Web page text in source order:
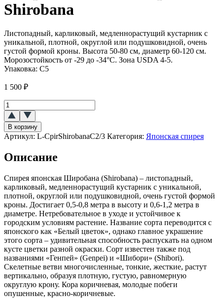
Shirobana
Листопадный, карликовый, медленнорастущий кустарник с
уникальной, плотной, округлой или подушковидной, очень
густой формой кроны. Высота 50-80 см, диаметр 60-120 см.
Морозостойкость от -29 до -34°C. Зона USDA 4-5.
Упаковка: С5
1 500 ₽
Количество
товара
Спирея
японская
Широбана
В корзину
Артикул: L-CpirShirobanaC2/3 Категория: Японская спирея
Описание
Спирея японская Широбана (Shirobana) – листопадный,
карликовый, медленнорастущий кустарник с уникальной,
плотной, округлой или подушковидной, очень густой формой
кроны. Достигает 0,5-0,8 метра в высоту и 0,6-1,2 метра в
диаметре. Нетребовательное в уходе и устойчивое к
городским условиям растение. Название сорта переводится с
японского как «Белый цветок», однако главное украшение
этого сорта – удивительная способность распускать на одном
кусте цветки разной окраски. Сорт известен также под
названиями «Генпей» (Genpei) и «Шибори» (Shibori).
Скелетные ветви многочисленные, тонкие, жесткие, растут
вертикально, образуя плотную, густую, равномерную
округлую крону. Кора коричневая, молодые побеги
опушенные, красно-коричневые.